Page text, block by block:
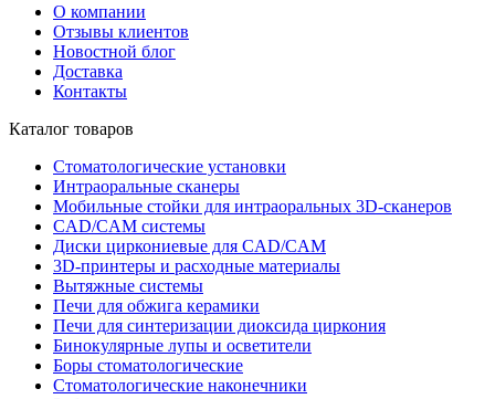
О компании
Отзывы клиентов
Новостной блог
Доставка
Контакты
Каталог товаров
Стоматологические установки
Интраоральные сканеры
Мобильные стойки для интраоральных 3D-сканеров
CAD/CAM системы
Диски циркониевые для CAD/CAM
3D-принтеры и расходные материалы
Вытяжные системы
Печи для обжига керамики
Печи для синтеризации диоксида циркония
Бинокулярные лупы и осветители
Боры стоматологические
Стоматологические наконечники